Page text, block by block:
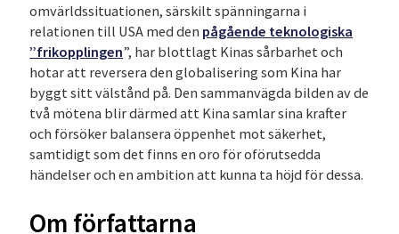
omvärldssituationen, särskilt spänningarna i
relationen till USA med den pågående teknologiska
”frikopplingen”, har blottlagt Kinas sårbarhet och
hotar att reversera den globalisering som Kina har
byggt sitt välstånd på. Den sammanvägda bilden av de
två mötena blir därmed att Kina samlar sina krafter
och försöker balansera öppenhet mot säkerhet,
samtidigt som det finns en oro för oförutsedda
händelser och en ambition att kunna ta höjd för dessa.
Om författarna